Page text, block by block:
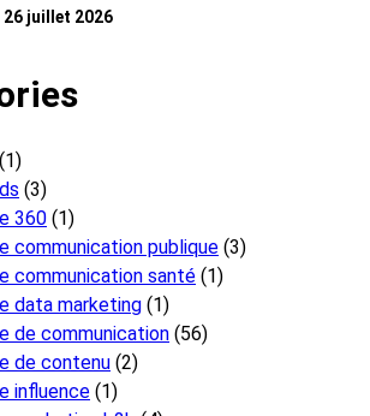
26 juillet 2026
(1)
(3)
360 (1)
communication publique (3)
communication santé (1)
data marketing (1)
de communication (56)
de contenu (2)
influence (1)